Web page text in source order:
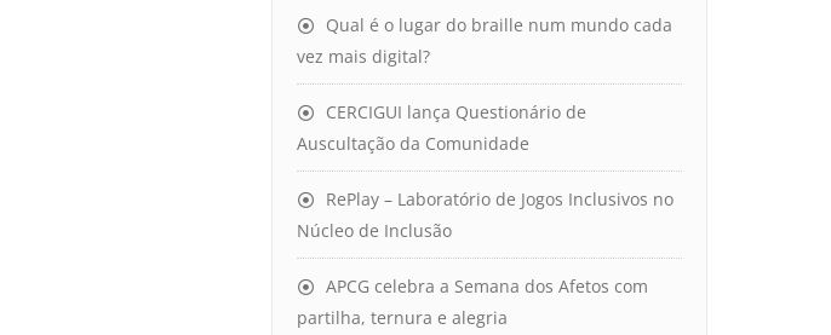
Qual é o lugar do braille num mundo cada
vez mais digital?
CERCIGUI lança Questionário de
Auscultação da Comunidade
RePlay – Laboratório de Jogos Inclusivos no
Núcleo de Inclusão
APCG celebra a Semana dos Afetos com
partilha, ternura e alegria